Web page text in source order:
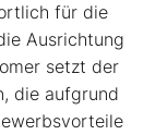
für die
Ausrichtung
setzt der
die aufgrund